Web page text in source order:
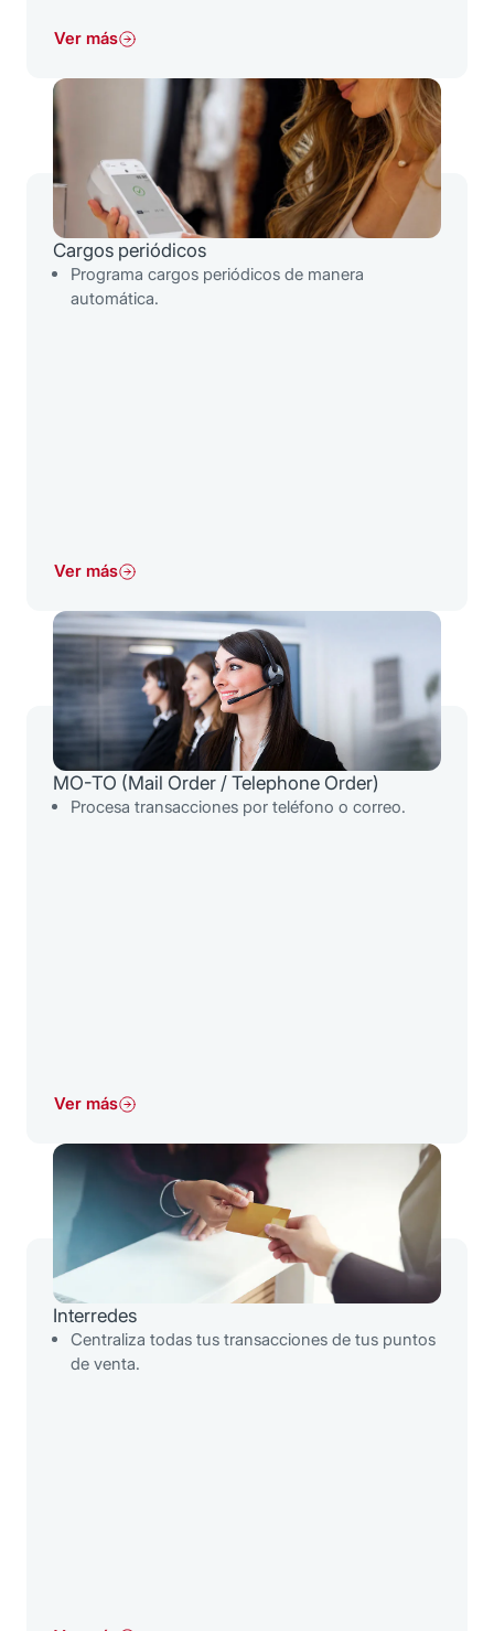
Ver más
Cargos periódicos
Programa cargos periódicos de manera
automática.
Ver más
MO-TO (Mail Order / Telephone Order)
Procesa transacciones por teléfono o correo.
Ver más
Interredes
Centraliza todas tus transacciones de tus puntos
de venta.